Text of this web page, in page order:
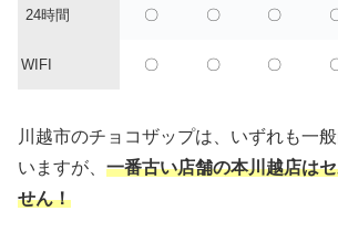
24時間 〇 〇 〇
WIFI 〇 〇 〇
川越市のチョコザップは、いずれも一
いますが、 一番古い店舗の本川越店は
せん！